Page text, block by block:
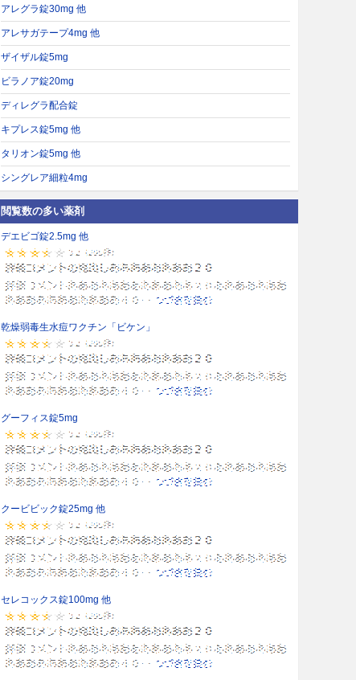
アレグラ錠30mg 他
アレサガテープ4mg 他
ザイザル錠5mg
ビラノア錠20mg
ディレグラ配合錠
キプレス錠5mg 他
タリオン錠5mg 他
シングレア細粒4mg
閲覧数の多い薬剤
デエビゴ錠2.5mg 他
乾燥弱毒生水痘ワクチン「ビケン」
グーフィス錠5mg
クービビック錠25mg 他
セレコックス錠100mg 他